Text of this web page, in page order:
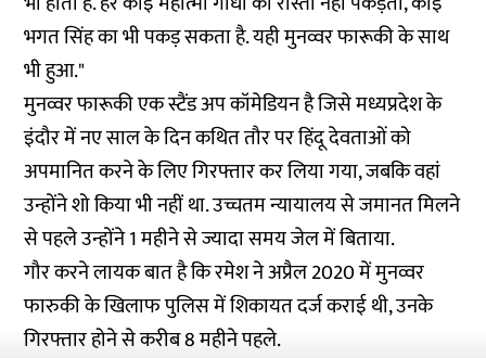
भगत सिंह का भी पकड़ सकता है. यही मुनव्वर फारूकी के साथ
भी हुआ."
मुनव्वर फारूकी एक स्टैंड अप कॉमेडियन है जिसे मध्यप्रदेश के
इंदौर में नए साल के दिन कथित तौर पर हिंदू देवताओं को
अपमानित करने के लिए गिरफ्तार कर लिया गया, जबकि वहां
उन्होंने शो किया भी नहीं था. उच्चतम न्यायालय से जमानत मिलने
से पहले उन्होंने 1 महीने से ज्यादा समय जेल में बिताया.
गौर करने लायक बात है कि रमेश ने अप्रैल 2020 में मुनव्वर
फारुकी के खिलाफ पुलिस में शिकायत दर्ज कराई थी, उनके
गिरफ्तार होने से करीब 8 महीने पहले.